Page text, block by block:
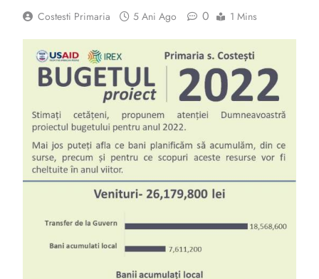
Costesti Primaria 5 Ani Ago 0 1 Mins